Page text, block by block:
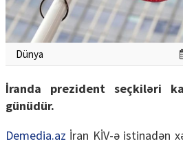
Dünya
İranda prezident seçkiləri
günüdür.
Demedia.az İran KİV-ə istinadən